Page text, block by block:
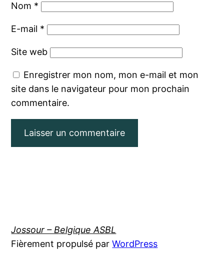
Nom *
E-mail *
Site web
Enregistrer mon nom, mon e-mail et mon
site dans le navigateur pour mon prochain
commentaire.
Jossour – Belgique ASBL
Fièrement propulsé parWordPress